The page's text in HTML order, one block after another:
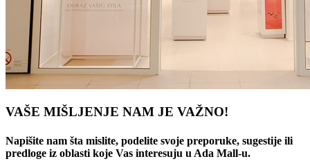
VAŠE MIŠLJENJE NAM JE VAŽNO!
Napišite nam šta mislite, podelite svoje preporuke, sugestije ili
predloge iz oblasti koje Vas interesuju u Ada Mall-u.